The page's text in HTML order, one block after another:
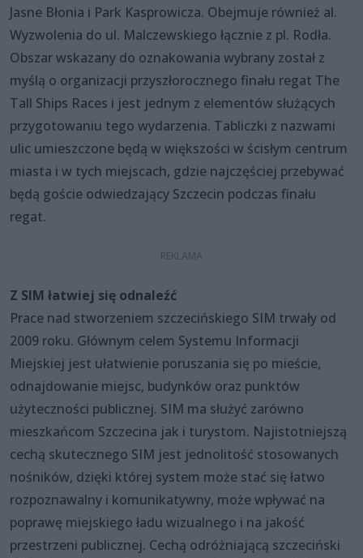
Jasne Błonia i Park Kasprowicza. Obejmuje również al.
Wyzwolenia do ul. Malczewskiego łącznie z pl. Rodła.
Obszar wskazany do oznakowania wybrany został z
myślą o organizacji przyszłorocznego finału regat The
Tall Ships Races i jest jednym z elementów służących
przygotowaniu tego wydarzenia. Tabliczki z nazwami
ulic umieszczone będą w większości w ścisłym centrum
miasta i w tych miejscach, gdzie najczęściej przebywać
będą goście odwiedzający Szczecin podczas finału
regat.
Z SIM łatwiej się odnaleźć
Prace nad stworzeniem szczecińskiego SIM trwały od
2009 roku. Głównym celem Systemu Informacji
Miejskiej jest ułatwienie poruszania się po mieście,
odnajdowanie miejsc, budynków oraz punktów
użyteczności publicznej. SIM ma służyć zarówno
mieszkańcom Szczecina jak i turystom. Najistotniejszą
cechą skutecznego SIM jest jednolitość stosowanych
nośników, dzięki której system może stać się łatwo
rozpoznawalny i komunikatywny, może wpływać na
poprawę miejskiego ładu wizualnego i na jakość
przestrzeni publicznej. Cechą odróżniającą szczeciński